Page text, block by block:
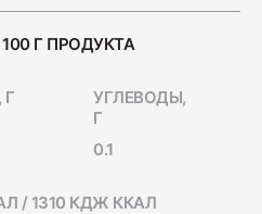
"Зернистая"
Г ПРОДУКТА
УГЛЕВОДЫ,
Г
0.1
/ 1310 КДЖ ККАЛ